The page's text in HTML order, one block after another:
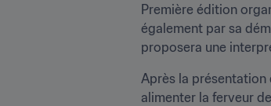
Première édition
également par sa
proposera une
Après la présentation
alimenter la ferveur